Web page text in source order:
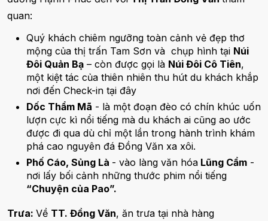
quan:
Quý khách chiêm ngưỡng toàn cảnh vẻ đẹp thơ
mộng của thị trấn Tam Sơn và chụp hình tại Núi
Đôi Quản Bạ – còn được gọi là Núi Đôi Cô Tiên,
một kiệt tác của thiên nhiên thu hút du khách khắp
nơi đến Check-in tại đây
Dốc Thẩm Mã - là một đoạn đèo có chín khúc uốn
lượn cực kì nổi tiếng mà du khách ai cũng ao ước
được đi qua dù chỉ một lần trong hành trình khám
phá cao nguyên đá Đồng Văn xa xôi.
Phố Cáo, Sủng Là - vào làng văn hóa Lũng Cẩm -
nơi lấy bối cảnh những thước phim nổi tiếng
“Chuyện của Pao”.
Trưa: Về TT. Đồng Văn, ăn trưa tại nhà hàng